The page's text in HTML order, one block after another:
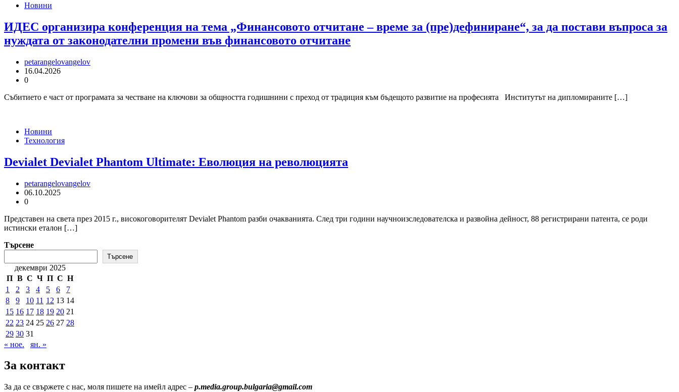
Новини
ИДЕС организира конференция на тема „Финансовото отчитане – време за (пре)дефиниране“, за да постави въпроса за
нуждата от законодателни промени във финансовото отчитане
petarangelovangelov
16.04.2026
0
Събитието е част от програмата за честване на ключови за общността годишнини с преход от традиция към бъдещото развитие на професията Институтът на дипломираните […]
Новини
Технология
Devialet Devialet Phantom Ultimate: Еволюция на революцията
petarangelovangelov
06.10.2025
0
Представен на света през 2015 г., високоговорителят Devialet Phantom разби очакванията. След три години научноизследователска и развойна дейност, 88 регистрирани патента, се роди
истински еталон […]
Търсене
Търсене
декември 2025
П В С Ч П С Н
1
2 3 4 5 6
7
8
9 10 11 12 13 14
15 16 17 18 19 20 21
22 23 24 25 26 27 28
29 30 31
« ное.
ян. »
За контакт
За да се свържете с нас, моля пишете на имейл адрес – p.media.group.bulgaria@gmail.com